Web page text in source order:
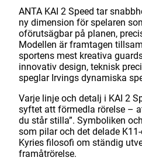
ANTA KAI 2 Speed tar
ny dimension för spelaren
oförutsägbar på planen,
Modellen är framtagen
sportens mest kreativa
innovativ design, teknisk
speglar Irvings dynamiska
Varje linje och detalj i KAI 2
syftet att förmedla rörelse –
du står stilla”. Symboliken
som pilar och det delade
Kyries filosofi om ständig
framåtrörelse.